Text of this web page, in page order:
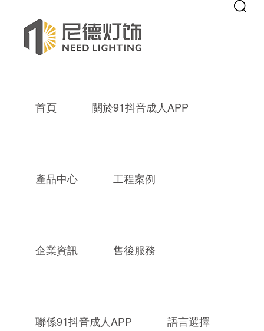
: mkdir(): No space left on device in
Warning : file_put_contents(./cachefile_yuan/septgame.com/cache/
91抖音成人APP,成品抖音短视频,
首頁 關於91抖音成人APP
產品中心 工程案例
企業資訊 售後服務
聯係91抖音成人APP 語言選擇